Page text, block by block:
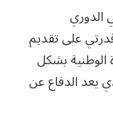
الدوري
على تقديم
الوطنية بشكل
يعد الدفاع عن